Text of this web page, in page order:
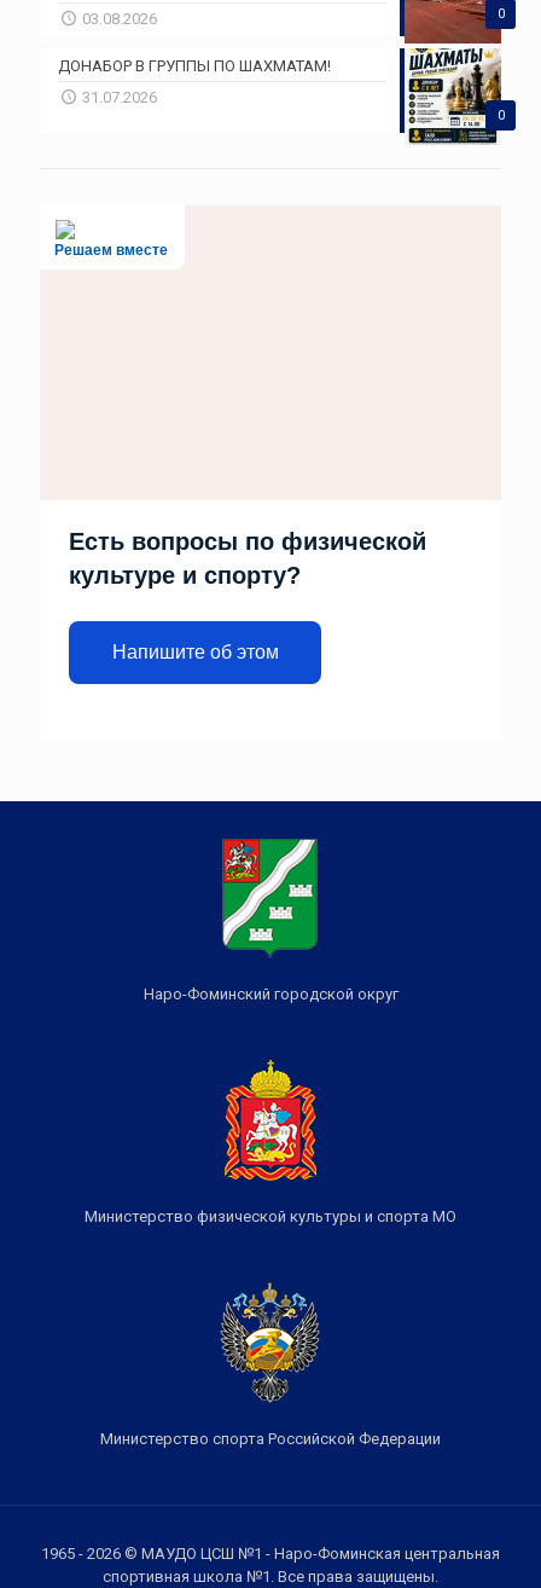
0
03.08.2026
0
ДОНАБОР В ГРУППЫ ПО ШАХМАТАМ!
31.07.2026
Решаем вместе
Есть вопросы по физической
культуре и спорту?
Напишите об этом
Наро-Фоминский городской округ
Министерство физической культуры и спорта МО
Министерство спорта Российской Федерации
1965 - 2026 © МАУДО ЦСШ №1 - Наро-Фоминская центральная
спортивная школа №1. Все права защищены.